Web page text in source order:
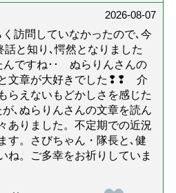
されや
福祉
2026-08-07
訪問していなかったので､今
話と知り､愕然となりました
ですね･･ ぬらりんさんの
文章が大好きでした❢❢ 介
らえないもどかしさを感じた
､ぬらりんさんの文章を読ん
ありました。不定期での近況
す。さびちゃん・隊長と､健
ね。ご多幸をお祈りしていま